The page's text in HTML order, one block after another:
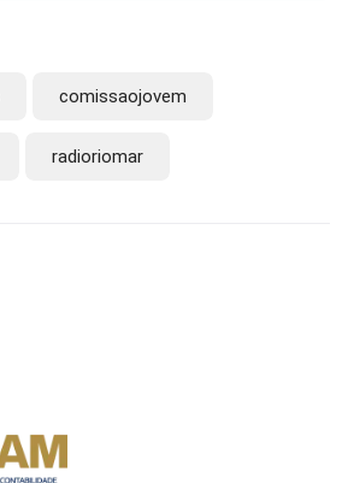
comissaojovem
radioriomar